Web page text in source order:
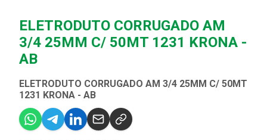
ELETRODUTO CORRUGADO AM
3/4 25MM C/ 50MT 1231 KRONA -
AB
ELETRODUTO CORRUGADO AM 3/4 25MM C/ 50MT
1231 KRONA - AB